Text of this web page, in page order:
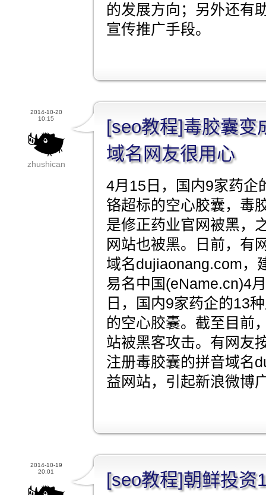
的发展方向；另外还有
宣传推广手段。
2014-10-20
10:15
zhushican
[seo教程]毒胶囊变
域名网友很用心
4月15日，国内9家药企
铬超标的空心胶囊，毒
是修正药业官网被黑，
网站也被黑。日前，有
域名dujiaonang.com，
易名中国(eName.cn)4
日，国内9家药企的13
的空心胶囊。截至目前
站被黑客攻击。有网友
注册毒胶囊的拼音域名
益网站，引起新浪微博
2014-10-19
20:01
[seo教程]朝鲜投资